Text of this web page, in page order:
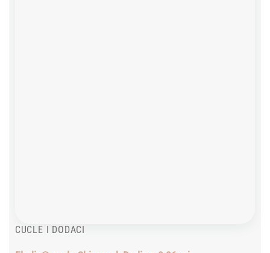
CUCLE I DODACI